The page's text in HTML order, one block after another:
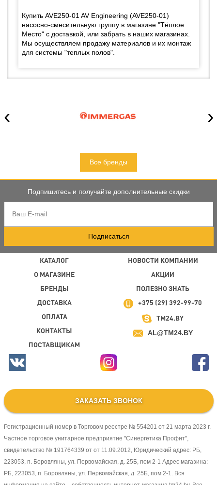
Купить AVE250-01 AV Engineering (AVE250-01)
насосно-смесительную группу в магазине "Тёплое
Место" с доставкой, или забрать в наших магазинах.
Мы осуществляем продажу материалов и их монтаж
для системы "теплых полов".
‹ ›
Все бренды
Подпишитесь и получайте дополнительные скидки
Подписаться
КАТАЛОГ
О МАГАЗИНЕ
БРЕНДЫ
НОВОСТИ КОМПАНИИ
АКЦИИ
ПОЛЕЗНО ЗНАТЬ
ДОСТАВКА
ОПЛАТА
КОНТАКТЫ
ПОСТАВЩИКАМ
+375 (29) 392-99-70
TM24.BY
AL@TM24.BY
ЗАКАЗАТЬ ЗВОНОК
Регистрационный номер в Торговом реестре № 554201 от 21 марта 2023 г.
Частное торговое унитарное предприятие "Синергетика Профит",
свидетельство № 191764339 от от 11.09.2012, Юридический адрес: РБ,
223053, п. Боровляны, ул. Первомайская, д. 25Б, пом 2-1 Адрес магазина:
РБ, 223053, п. Боровляны, ул. Первомайская, д. 25Б, пом 2-1. Вся